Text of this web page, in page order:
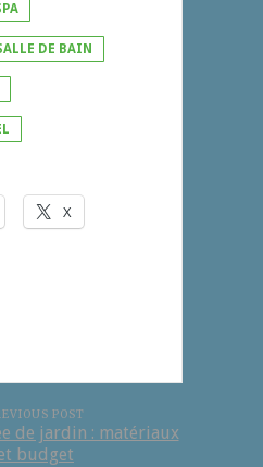
DE BAIN
X
POST
de jardin : matériaux
budget